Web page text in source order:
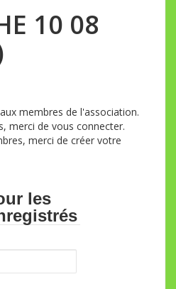
10 08
membres de l'association.
merci de vous connecter.
merci de créer votre
les